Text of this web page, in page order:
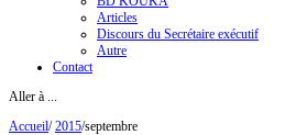
Articles
Discours du Secrétaire exécutif
Autre
Contact
Aller à ...
Accueil/ 2015/septembre